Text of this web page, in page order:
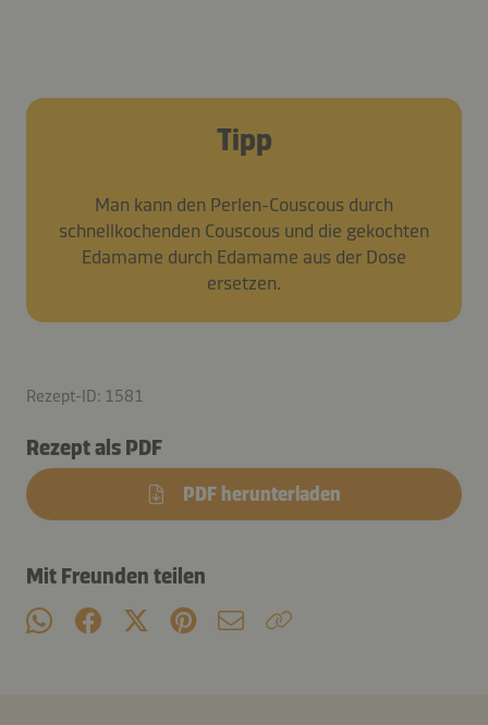
Tipp
Man kann den Perlen-Couscous durch
schnellkochenden Couscous und die gekochten
Edamame durch Edamame aus der Dose
ersetzen.
Rezept-ID: 1581
Rezept als PDF
PDF herunterladen
Mit Freunden teilen